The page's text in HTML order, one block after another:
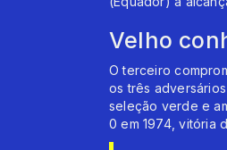
Velho
O terceiro
os três
seleção verde e
0 em 1974, vitória